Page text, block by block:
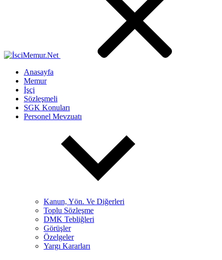
Anasayfa
Memur
İşçi
Sözleşmeli
SGK Konuları
Personel Mevzuatı
Kanun, Yön. Ve Diğerleri
Toplu Sözleşme
DMK Tebliğleri
Görüşler
Özelgeler
Yargı Kararları